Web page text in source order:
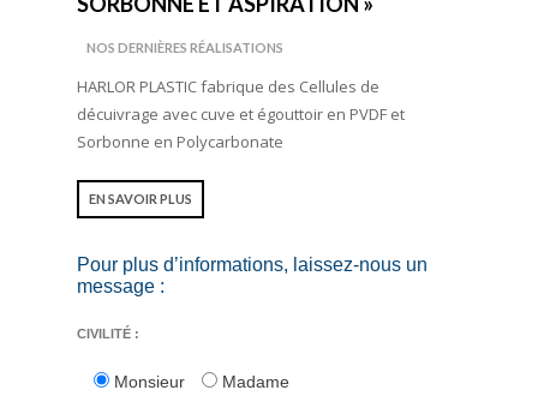
NOS DERNIÈRES RÉALISATIONS
HARLOR PLASTIC fabrique des Cellules de
décuivrage avec cuve et égouttoir en PVDF et
Sorbonne en Polycarbonate
EN SAVOIR PLUS
Pour plus d’informations, laissez-nous un
message :
CIVILITÉ :
Monsieur Madame